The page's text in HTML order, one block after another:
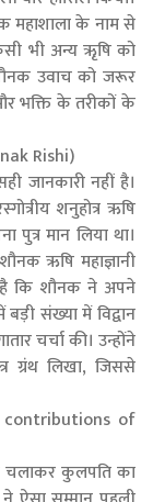
महाशाला के नाम से
भी अन्य ऋृषि को
उवाच को जरूर
भक्ति के तरीकों के
Rishi)
जानकारी नहीं है।
शनुहोत्र ऋषि
मान लिया था।
ऋषि महाज्ञानी
है कि शौनक ने अपने
संख्या में विद्वान
चर्चा की। उन्होंने
ग्रंथ लिखा, जिससे
contributions of
चलाकर कुलपति का